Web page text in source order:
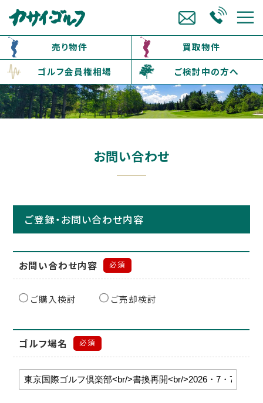
売り物件
買取物件
ゴルフ会員権相場
ご検討中の方へ
お問い合わせ
ご登録・お問い合わせ内容
お問い合わせ内容 必須
ご購入検討 ご売却検討
ゴルフ場名 必須